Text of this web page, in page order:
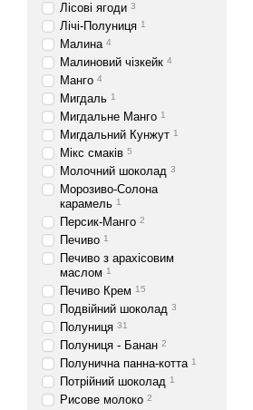
Лісові ягоди 3
Лічі-Полуниця 1
Малина 4
Малиновий чізкейк 4
Манго 4
Мигдаль 1
Мигдальне Манго 1
Мигдальний Кунжут 1
Мікс смаків 5
Молочний шоколад 3
Морозиво-Солона
карамель 1
Персик-Манго 2
Печиво 1
Печиво з арахісовим
маслом 1
Печиво Крем 15
Подвійний шоколад 3
Полуниця 31
Полуниця - Банан 2
Полунична панна-котта 1
Потрійний шоколад 1
Рисове молоко 2